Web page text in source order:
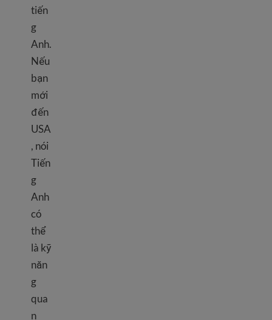
tiến
g
Anh.
Nếu
bạn
mới
đến
USA
, nói
Tiến
g
Anh
có
thể
là kỹ
năn
g
qua
n